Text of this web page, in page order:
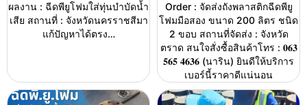
ผลงาน : ฉีดพียูโฟมใส่ทุ่นบำบัดน้ำ
เสีย สถานที่ : จังหวัดนครราชสีมา
แก้ปัญหาได้ตรง…
Order : จัดส่งถังพลาสติกฉีดพียู
โฟมมือสอง ขนาด 200 ลิตร ชนิด
2 ขอบ สถานที่จัดส่ง : จังหวัด
ตราด สนใจสั่งซื้อสินค้าโทร : 𝟎𝟔𝟑
𝟓𝟔𝟓 𝟒𝟔𝟑𝟔 (นาริน) ยินดีให้บริการ
เบอร์นี้ราคาดีแน่นอน